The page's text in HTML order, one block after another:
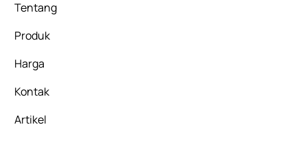
Tentang
Produk
Harga
Kontak
Artikel